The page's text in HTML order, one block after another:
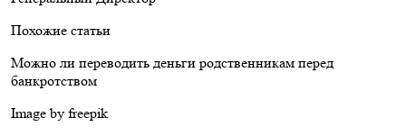
Похожие статьи
Можно ли переводить деньги родственникам перед
банкротством
Image by freepik